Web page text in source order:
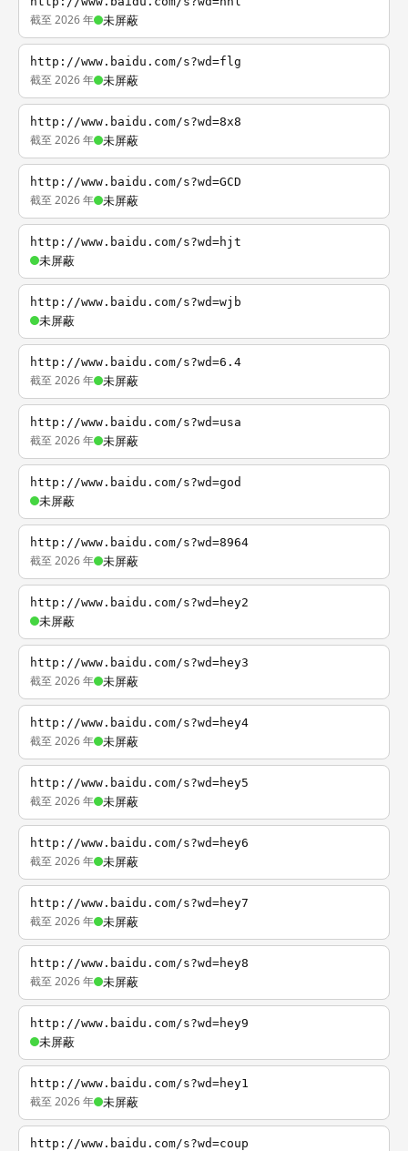
截至 2026 年 未屏蔽
http://www.baidu.com/s?wd=flg
截至 2026 年 未屏蔽
http://www.baidu.com/s?wd=8x8
截至 2026 年 未屏蔽
http://www.baidu.com/s?wd=GCD
截至 2026 年 未屏蔽
http://www.baidu.com/s?wd=hjt
未屏蔽
http://www.baidu.com/s?wd=wjb
未屏蔽
http://www.baidu.com/s?wd=6.4
截至 2026 年 未屏蔽
http://www.baidu.com/s?wd=usa
截至 2026 年 未屏蔽
http://www.baidu.com/s?wd=god
未屏蔽
http://www.baidu.com/s?wd=8964
截至 2026 年 未屏蔽
http://www.baidu.com/s?wd=hey2
未屏蔽
http://www.baidu.com/s?wd=hey3
截至 2026 年 未屏蔽
http://www.baidu.com/s?wd=hey4
截至 2026 年 未屏蔽
http://www.baidu.com/s?wd=hey5
截至 2026 年 未屏蔽
http://www.baidu.com/s?wd=hey6
截至 2026 年 未屏蔽
http://www.baidu.com/s?wd=hey7
截至 2026 年 未屏蔽
http://www.baidu.com/s?wd=hey8
截至 2026 年 未屏蔽
http://www.baidu.com/s?wd=hey9
未屏蔽
http://www.baidu.com/s?wd=hey1
截至 2026 年 未屏蔽
http://www.baidu.com/s?wd=coup